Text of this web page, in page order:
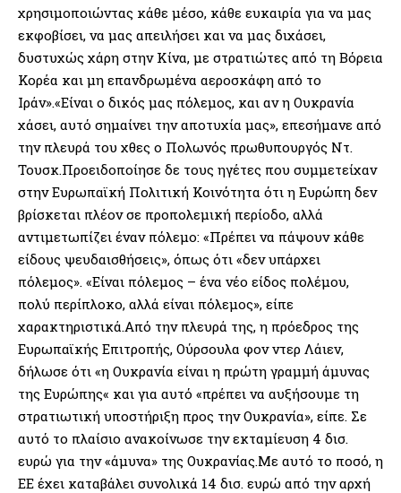
χρησιμοποιώντας κάθε μέσο, κάθε ευκαιρία για να μας
εκφοβίσει, να μας απειλήσει και να μας διχάσει,
δυστυχώς χάρη στην Κίνα, με στρατιώτες από τη Βόρεια
Κορέα και μη επανδρωμένα αεροσκάφη από το
Ιράν».«Είναι ο δικός μας πόλεμος, και αν η Ουκρανία
χάσει, αυτό σημαίνει την αποτυχία μας», επεσήμανε από
την πλευρά του χθες ο Πολωνός πρωθυπουργός Ντ.
Τουσκ.Προειδοποίησε δε τους ηγέτες που συμμετείχαν
στην Ευρωπαϊκή Πολιτική Κοινότητα ότι η Ευρώπη δεν
βρίσκεται πλέον σε προπολεμική περίοδο, αλλά
αντιμετωπίζει έναν πόλεμο: «Πρέπει να πάψουν κάθε
είδους ψευδαισθήσεις», όπως ότι «δεν υπάρχει
πόλεμος». «Είναι πόλεμος – ένα νέο είδος πολέμου,
πολύ περίπλοκο, αλλά είναι πόλεμος», είπε
χαρακτηριστικά.Από την πλευρά της, η πρόεδρος της
Ευρωπαϊκής Επιτροπής, Ούρσουλα φον ντερ Λάιεν,
δήλωσε ότι «η Ουκρανία είναι η πρώτη γραμμή άμυνας
της Ευρώπης« και για αυτό «πρέπει να αυξήσουμε τη
στρατιωτική υποστήριξη προς την Ουκρανία», είπε. Σε
αυτό το πλαίσιο ανακοίνωσε την εκταμίευση 4 δισ.
ευρώ για την «άμυνα» της Ουκρανίας.Με αυτό το ποσό, η
ΕΕ έχει καταβάλει συνολικά 14 δισ. ευρώ από την αρχή